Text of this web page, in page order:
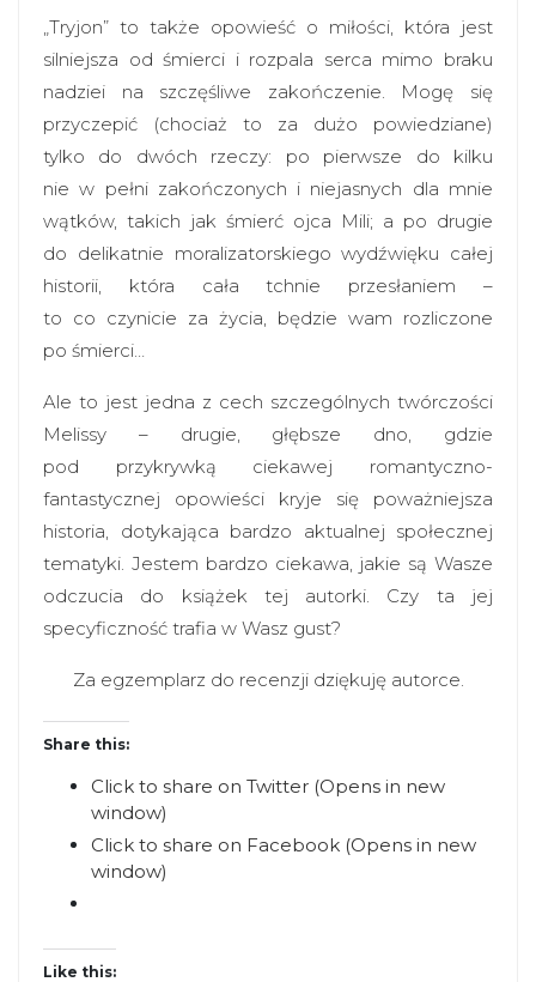
„Tryjon” to także opowieść o miłości, która jest
silniejsza od śmierci i rozpala serca mimo braku
nadziei na szczęśliwe zakończenie. Mogę się
przyczepić (chociaż to za dużo powiedziane)
tylko do dwóch rzeczy: po pierwsze do kilku
nie w pełni zakończonych i niejasnych dla mnie
wątków, takich jak śmierć ojca Mili; a po drugie
do delikatnie moralizatorskiego wydźwięku całej
historii, która cała tchnie przesłaniem –
to co czynicie za życia, będzie wam rozliczone
po śmierci…
Ale to jest jedna z cech szczególnych twórczości
Melissy – drugie, głębsze dno, gdzie
pod przykrywką ciekawej romantyczno-
fantastycznej opowieści kryje się poważniejsza
historia, dotykająca bardzo aktualnej społecznej
tematyki. Jestem bardzo ciekawa, jakie są Wasze
odczucia do książek tej autorki. Czy ta jej
specyficzność trafia w Wasz gust?
Za egzemplarz do recenzji dziękuję autorce.
Share this:
Click to share on Twitter (Opens in new
window)
Click to share on Facebook (Opens in new
window)
Like this: